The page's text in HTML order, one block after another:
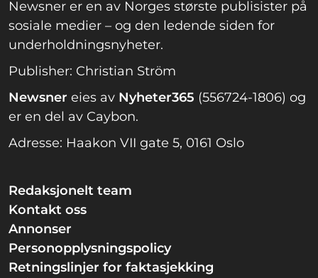
Newsner er en av Norges største publisister på
sosiale medier – og den ledende siden for
underholdningsnyheter.
Publisher: Christian Ström
Newsner eies av Nyheter365 (556724-1806) og
er en del av Caybon.
Adresse: Haakon VII gate 5, 0161 Oslo
Redaksjonelt team
Kontakt oss
Annonser
Personopplysningspolicy
Retningslinjer for faktasjekking